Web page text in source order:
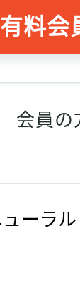
有料会
会員の
ーラ